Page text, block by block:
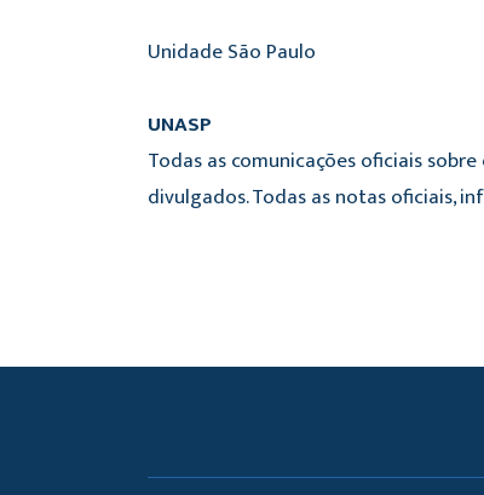
Unidade São Paulo
UNASP
Todas as comunicações oficiais
divulgados. Todas as notas oficiais,